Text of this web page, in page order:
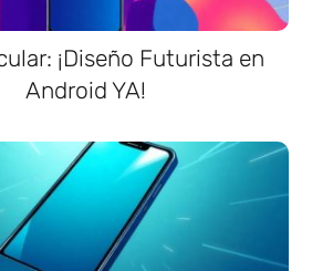
¡Diseño Futurista en
Android YA!